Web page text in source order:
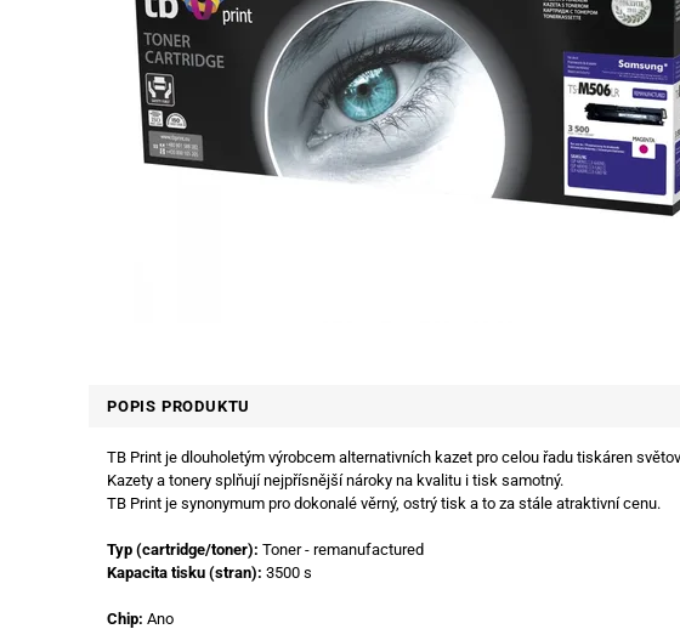
POPIS PRODUKTU
TB Print je dlouholetým výrobcem alternativních kazet pro celou řadu tiskáren
Kazety a tonery splňují nejpřísnější nároky na kvalitu i tisk samotný.
TB Print je synonymum pro dokonalé věrný, ostrý tisk a to za stále atraktivní cenu.
Typ (cartridge/toner): Toner - remanufactured
Kapacita tisku (stran): 3500 s
Chip: Ano